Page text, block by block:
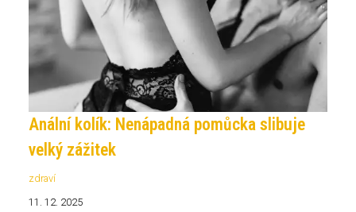
Anální kolík: Nenápadná pomůcka slibuje
velký zážitek
zdraví
11. 12. 2025